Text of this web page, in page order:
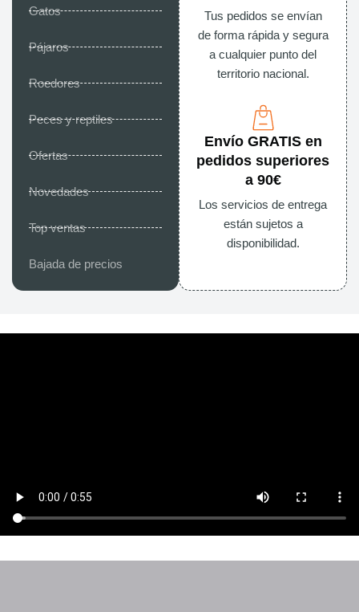
Gatos
Pájaros
Roedores
Peces y reptiles
Ofertas
Novedades
Top ventas
Bajada de precios
Tus pedidos se envían
de forma rápida y segura
a cualquier punto del
territorio nacional.
Envío GRATIS en
pedidos superiores
a 90€
Los servicios de entrega
están sujetos a
disponibilidad.